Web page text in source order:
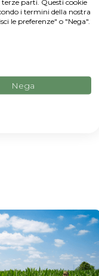
i termini della nostra
le preferenze" o "Nega".
Nega